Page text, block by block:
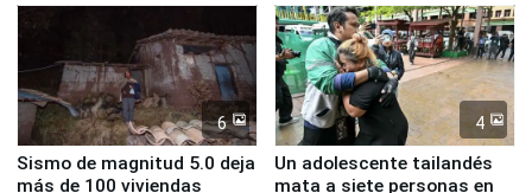
6
Sismo de magnitud 5.0 deja
más de 100 viviendas
4
Un adolescente tailandés
mata a siete personas en